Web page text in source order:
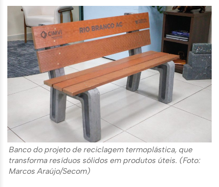
Banco do projeto de reciclagem termoplástica, que
transforma resíduos sólidos em produtos úteis. (Foto:
Marcos Araújo/Secom)